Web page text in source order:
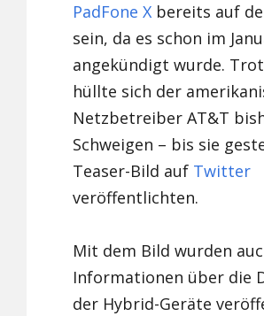
PadFone X bereits auf
sein, da es schon im
angekündigt wurde.
hüllte sich der
Netzbetreiber AT&T
Schweigen – bis sie
Teaser-Bild auf Twitter
veröffentlichten.
Mit dem Bild wurden
Informationen über die
der Hybrid-Geräte